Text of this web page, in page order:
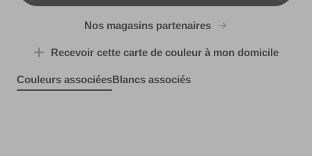
Nos magasins partenaires
Recevoir cette carte de couleur à mon domicile
Couleurs associéesBlancs associés